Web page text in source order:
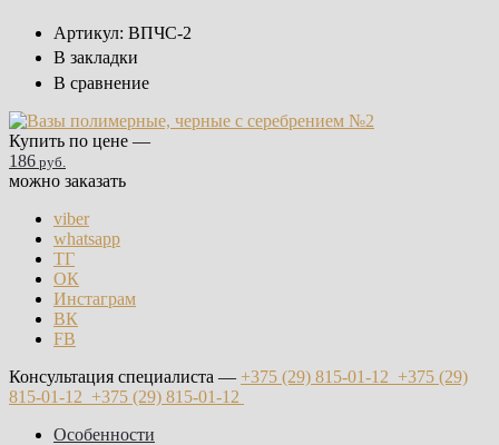
Артикул: ВПЧС-2
В закладки
В сравнение
Купить по цене —
186 руб.
можно заказать
viber
whatsapp
ТГ
ОК
Инстаграм
ВК
FB
Консультация специалиста — +375 (29) 815-01-12 +375 (29)
815-01-12 +375 (29) 815-01-12
Особенности